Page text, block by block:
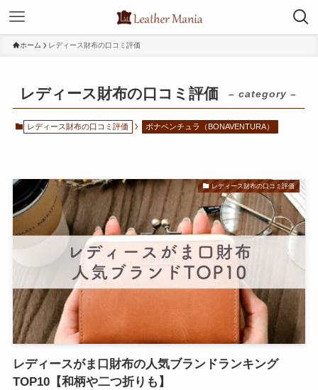
ホーム レディース財布の口コミ評価
レディース財布の口コミ評価 – category –
レディース財布の口コミ評価 ボナベンチュラ（BONAVENTURA）
レディース財布の口コミ評価
レディースがま口財布の人気ブランドランキング
TOP10【和柄や二つ折りも】